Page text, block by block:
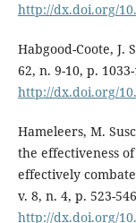
http://dx.doi.org/
Habgood-Coote,
62, n. 9-10, p.
http://dx.doi.org/
Hameleers, M.
the effectiveness
effectively
v. 8, n. 4, p. 523-
http://dx.doi.org/